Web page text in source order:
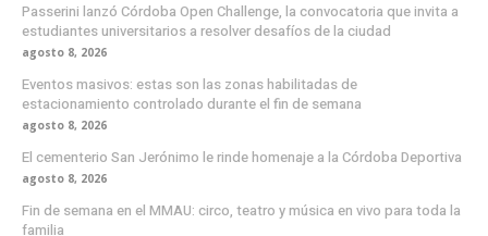
Passerini lanzó Córdoba Open Challenge, la convocatoria que invita a
estudiantes universitarios a resolver desafíos de la ciudad
agosto 8, 2026
Eventos masivos: estas son las zonas habilitadas de
estacionamiento controlado durante el fin de semana
agosto 8, 2026
El cementerio San Jerónimo le rinde homenaje a la Córdoba Deportiva
agosto 8, 2026
Fin de semana en el MMAU: circo, teatro y música en vivo para toda la
familia